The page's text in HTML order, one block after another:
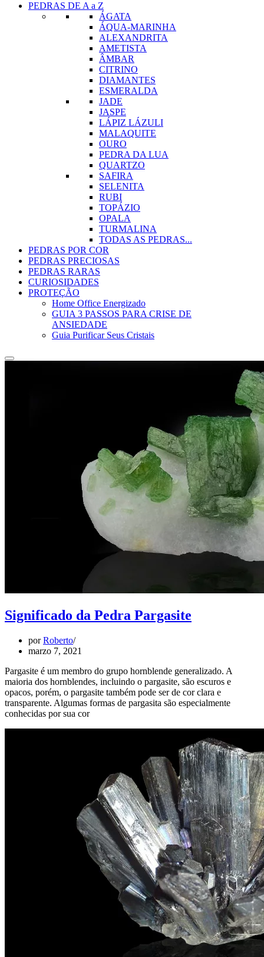
PEDRAS DE A a Z
ÁGATA
ÁQUA-MARINHA
ALEXANDRITA
AMETISTA
ÂMBAR
CITRINO
DIAMANTES
ESMERALDA
JADE
JASPE
LÁPIZ LÁZULI
MALAQUITE
OURO
PEDRA DA LUA
QUARTZO
SAFIRA
SELENITA
RUBI
TOPÁZIO
OPALA
TURMALINA
TODAS AS PEDRAS...
PEDRAS POR COR
PEDRAS PRECIOSAS
PEDRAS RARAS
CURIOSIDADES
PROTEÇÃO
Home Office Energizado
GUIA 3 PASSOS PARA CRISE DE
ANSIEDADE
Guia Purificar Seus Cristais
Significado da Pedra Pargasite
porRoberto
marzo 7, 2021
Pargasite é um membro do grupo hornblende generalizado. A
maioria dos hornblendes, incluindo o pargasite, são escuros e
opacos, porém, o pargasite também pode ser de cor clara e
transparente. Algumas formas de pargasita são especialmente
conhecidas por sua cor